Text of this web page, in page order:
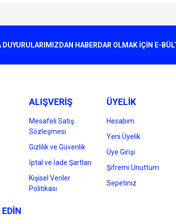
kalitesiz, bozuk veya görüntülenemiyor.
benzer farklı alternatifler olmalı.
DUYURULARIMIZDAN HABERDAR OLMAK İÇİN E-
ALIŞVERİŞ
Mesafeli Satış
Sözleşmesi
Gizlilik ve Güvenlik
İptal ve İade Şartları
Kişisel Veriler
Politikası
ÜYELİK
Hesabım
Yeni Üyelik
Üye Girişi
Şifremi Unuttum
Sepetiniz